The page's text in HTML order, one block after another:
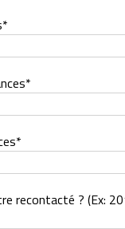
recontacté ? (Ex: